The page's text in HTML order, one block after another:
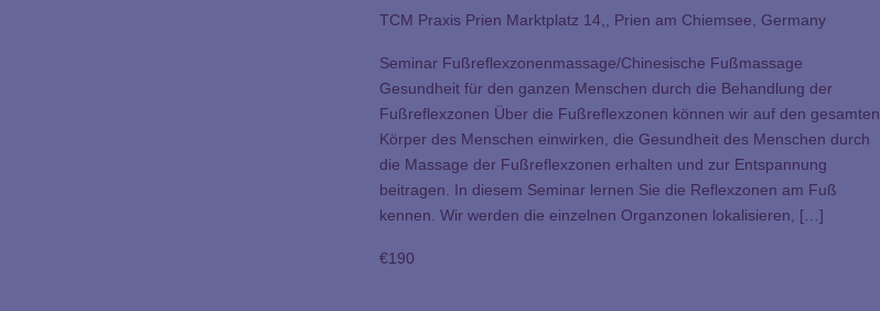
TCM Praxis Prien Marktplatz 14,, Prien am Chiemsee, Germany
Seminar Fußreflexzonenmassage/Chinesische Fußmassage
Gesundheit für den ganzen Menschen durch die Behandlung der
Fußreflexzonen Über die Fußreflexzonen können wir auf den gesamten
Körper des Menschen einwirken, die Gesundheit des Menschen durch
die Massage der Fußreflexzonen erhalten und zur Entspannung
beitragen. In diesem Seminar lernen Sie die Reflexzonen am Fuß
kennen. Wir werden die einzelnen Organzonen lokalisieren, […]
€190